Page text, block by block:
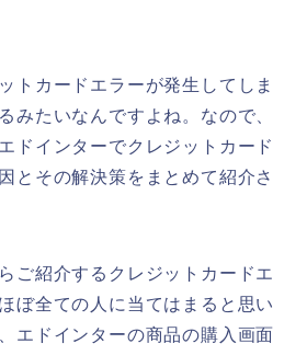
トカードエラーが発生してしま
みたいなんですよね。なので、
ドインターでクレジットカード
とその解決策をまとめて紹介さ
ご紹介するクレジットカードエ
ぼ全ての人に当てはまると思い
エドインターの商品の購入画面